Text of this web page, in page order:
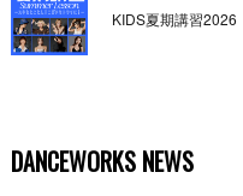
KIDS夏期講習2026
DANCEWORKS NEWS